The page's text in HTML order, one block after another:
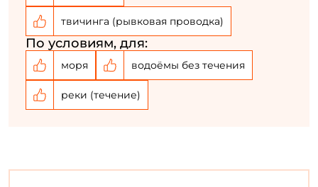
твичинга (рывковая проводка)
По условиям, для:
моря водоёмы без течения
реки (течение)